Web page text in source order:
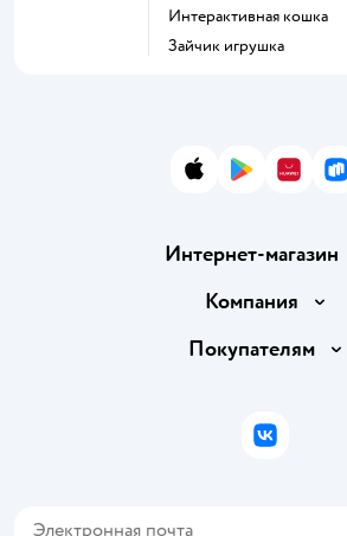
Интерактивная кошка
Зайчик игрушка
App StoreGoogle Play
Интернет-магазин
Доставка и оплата
Правила продажи
Политика использования
Компания
Вакансии
Покупателям
Бонусные карты
ВКонтакте